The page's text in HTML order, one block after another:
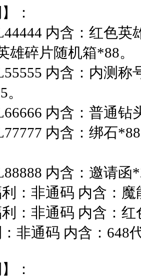
：
内含：红色
雄碎片随机箱*88。
内含：内测
内含：普通
内含：绑石
内含：邀请函
：非通码 内含：
：非通码 内含：
非通码 内含：648
：